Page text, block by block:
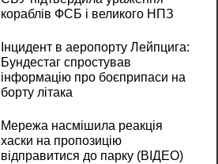
кораблів ФСБ і великого НПЗ
Інцидент в аеропорту Лейпцига:
Бундестаг спростував
інформацію про боєприпаси на
борту літака
Мережа насмішила реакція
хаски на пропозицію
відправитися до парку (ВІДЕО)